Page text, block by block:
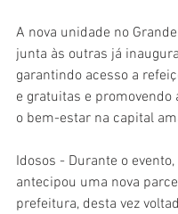
A nova unidade no
junta às outras já
garantindo acesso a
e gratuitas e promovendo
o bem-estar na capital
Idosos - Durante o
antecipou uma nova
prefeitura, desta vez